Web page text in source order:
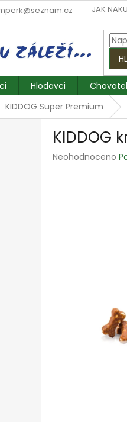
JAK
Hlodavci
KIDDOG Super Premium
KIDDOG
Průměrné
Neohodnoceno